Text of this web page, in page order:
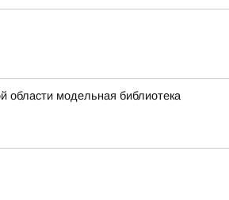
области модельная библиотека